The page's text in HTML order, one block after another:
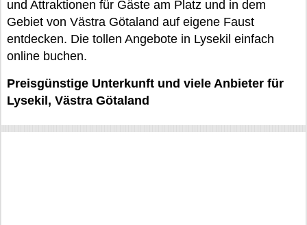
und Attraktionen für Gäste am Platz und in dem
Gebiet von Västra Götaland auf eigene Faust
entdecken. Die tollen Angebote in Lysekil einfach
online buchen.
Preisgünstige Unterkunft und viele Anbieter für
Lysekil, Västra Götaland